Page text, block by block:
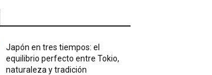
Japón en tres tiempos: el
equilibrio perfecto entre Tokio,
naturaleza y tradición